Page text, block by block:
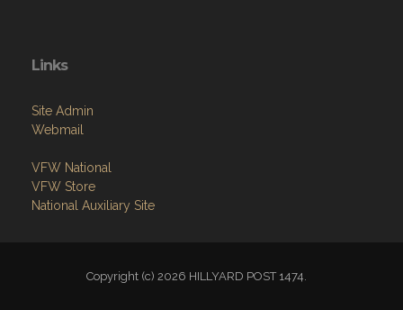
Links
Site Admin
Webmail
VFW National
VFW Store
National Auxiliary Site
Copyright (c) 2026 HILLYARD POST 1474.